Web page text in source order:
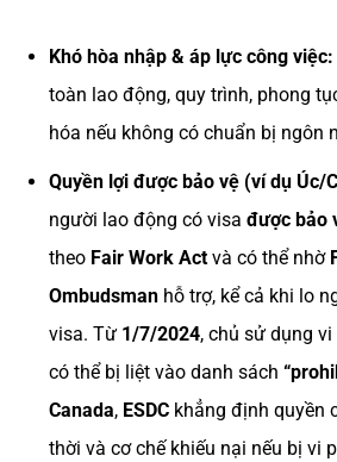
Khó hòa nhập & áp lực công việc:
toàn lao động, quy trình, phong
hóa nếu không có chuẩn bị ngôn
Quyền lợi được bảo vệ (ví dụ Úc/
người lao động có visa được bảo
theo Fair Work Actvà có thể nhờ
Ombudsmanhỗ trợ, kể cả khi lo
visa. Từ 1/7/2024, chủ sử dụng
có thể bị liệt vào danh sách
Canada, ESDCkhẳng định quyền
thời và cơ chế khiếu nại nếu bị vi